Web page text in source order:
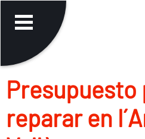
Presupuesto
reparar en